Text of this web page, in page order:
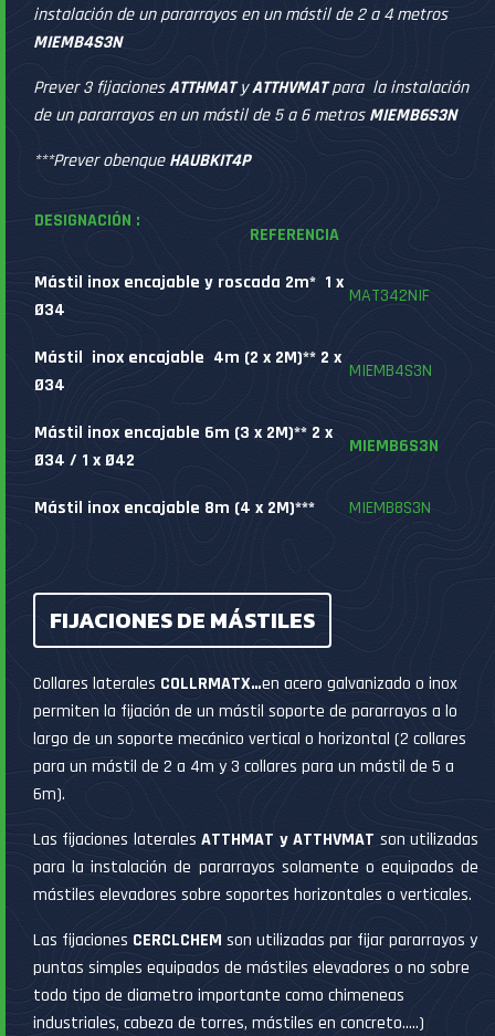
instalación de un pararrayos en un mástil de 2 a 4 metros
MIEMB4S3N
Prever 3 fijacionesATTHMATyATTHVMATpara la instalación
de un pararrayos en un mástil de 5 a 6 metrosMIEMB6S3N
***Prever obenqueHAUBKIT4P
DESIGNACIÓN :
REFERENCIA
Mástil inox encajable y roscada 2m* 1 x
Ø34
MAT342NIF
Mástil inox encajable 4m (2 x 2M)** 2 x
Ø34
MIEMB4S3N
Mástil inox encajable 6m (3 x 2M)** 2 x
Ø34 / 1 xØ42
MIEMB6S3N
Mástil inox encajable 8m (4 x 2M)*** MIEMB8S3N
FIJACIONES DE MÁSTILES
Collares laterales COLLRMATX…en acero galvanizado o inox
permiten la fijación de un mástil soporte de pararrayos a lo
largo de un soporte mecánico vertical o horizontal (2 collares
para un mástil de 2 a 4m y 3 collares para un mástil de 5 a
6m).
Las fijaciones lateralesATTHMAT y ATTHVMAT son utilizadas
para la instalación de pararrayos solamente o equipados de
mástiles elevadores sobre soportes horizontales o verticales.
Las fijaciones CERCLCHEM son utilizadas par fijar pararrayos y
puntas simples equipados de mástiles elevadores o no sobre
todo tipo de diametro importante como chimeneas
industriales, cabeza de torres, mástiles en concreto…..)